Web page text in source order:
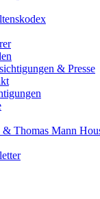
& Presse
Thomas Mann